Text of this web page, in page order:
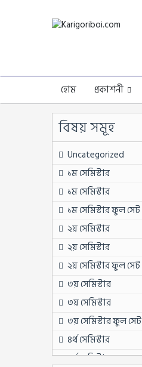
হোম প্রকাশনী
বিষয় সমূহ
Uncategorized
১ম সেমিস্টার
১ম সেমিস্টার
১ম সেমিস্টার ফুল সেট
২য় সেমিস্টার
২য় সেমিস্টার
২য় সেমিস্টার ফুল সেট
৩য় সেমিস্টার
৩য় সেমিস্টার
৩য় সেমিস্টার ফুল সেট
৪র্থ সেমিস্টার
৪র্থ সেমিস্টার